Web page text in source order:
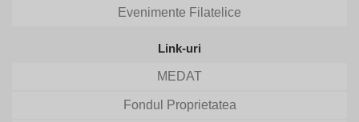
Evenimente Filatelice
Link-uri
MEDAT
Fondul Proprietatea